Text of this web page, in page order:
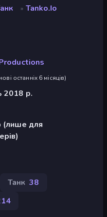
» Tanko.io
останніх 6 місяців)
2018 р.
(лише для
Танк 38